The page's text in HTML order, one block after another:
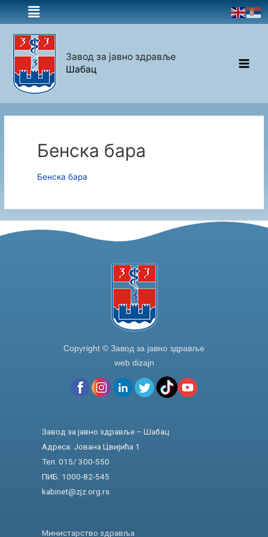
Завод за јавно здравље
Шабац
Бенска бара
Бенска бара
Copyright © Завод за јавно здравље
web dizajn
Завод за јавно здравље – Шабац
Адреса: Јована Цвијића 1
Тел. 015/ 300-550
ПИБ: 1000-82-545
kabinet@zjz.org.rs
Министарство здравља